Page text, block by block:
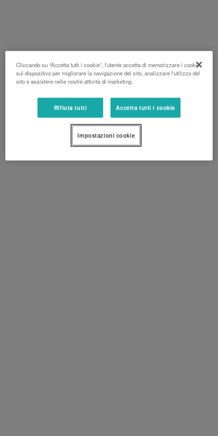
Cliccando su “Accetta tutti i cookie”, l'utente accetta di memorizzare i cookie
sul dispositivo per migliorare la navigazione del sito, analizzare l'utilizzo del
sito e assistere nelle nostre attività di marketing.
Rifiuta tutti Accetta tutti i cookie
Impostazioni cookie